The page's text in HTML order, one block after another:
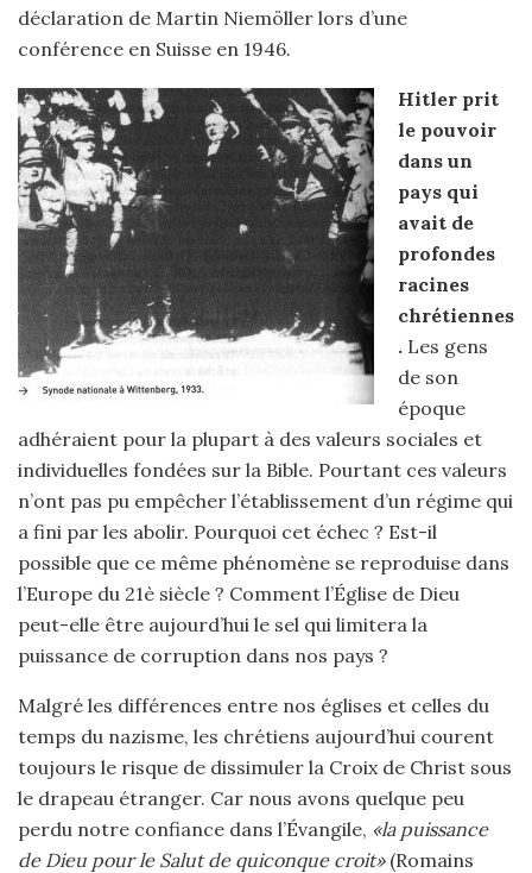
déclaration de Martin Niemöller lors d’une
conférence en Suisse en 1946.
Hitler prit
le pouvoir
dans un
pays qui
avait de
profondes
racines
chrétiennes
. Les gens
de son
époque
adhéraient pour la plupart à des valeurs sociales et
individuelles fondées sur la Bible. Pourtant ces valeurs
n’ont pas pu empêcher l’établissement d’un régime qui
a fini par les abolir. Pourquoi cet échec ? Est-il
possible que ce même phénomène se reproduise dans
l’Europe du 21è siècle ? Comment l’Église de Dieu
peut-elle être aujourd’hui le sel qui limitera la
puissance de corruption dans nos pays ?
Malgré les différences entre nos églises et celles du
temps du nazisme, les chrétiens aujourd’hui courent
toujours le risque de dissimuler la Croix de Christ sous
le drapeau étranger. Car nous avons quelque peu
perdu notre confiance dans l’Évangile, «la puissance
de Dieu pour le Salut de quiconque croit»(Romains